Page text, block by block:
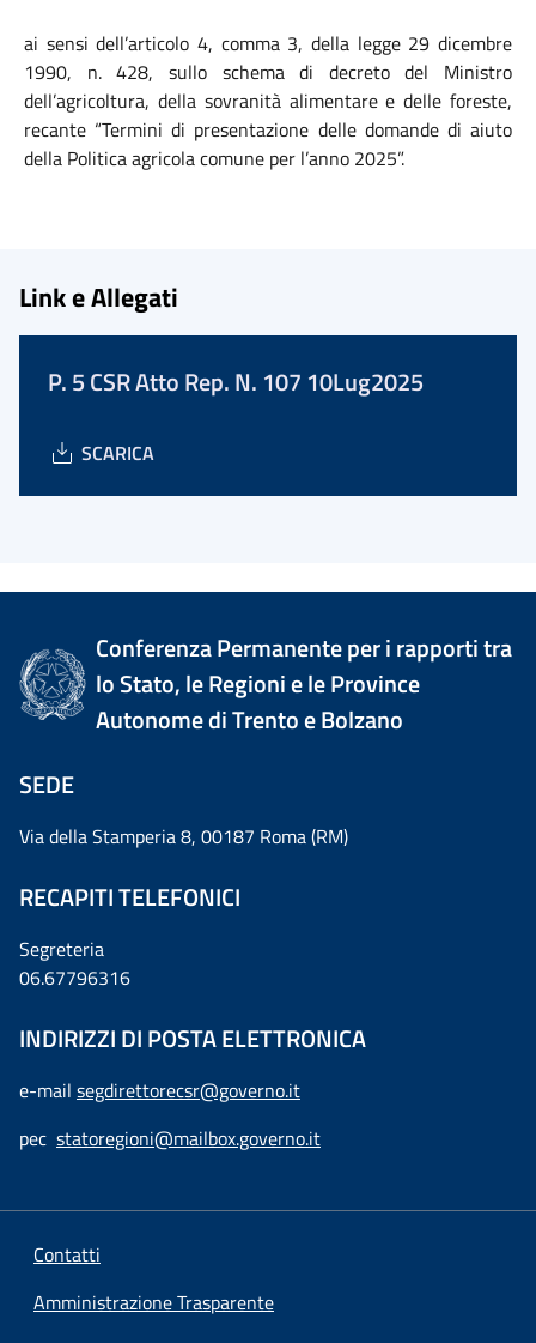
ai sensi dell’articolo 4, comma 3, della legge 29 dicembre
1990, n. 428, sullo schema di decreto del Ministro
dell’agricoltura, della sovranità alimentare e delle foreste,
recante “Termini di presentazione delle domande di aiuto
della Politica agricola comune per l’anno 2025”.
Link e Allegati
P. 5 CSR Atto Rep. N. 107 10Lug2025
SCARICA
Conferenza Permanente per i rapporti tra
lo Stato, le Regioni e le Province
Autonome di Trento e Bolzano
SEDE
Via della Stamperia 8, 00187 Roma (RM)
RECAPITI TELEFONICI
Segreteria
06.67796316
INDIRIZZI DI POSTA ELETTRONICA
e-mail segdirettorecsr@governo.it
pec statoregioni@mailbox.governo.it
Contatti
Amministrazione Trasparente